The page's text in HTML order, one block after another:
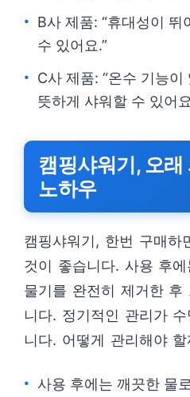
B사 제품: “휴대성이 뛰
수 있어요.”
C사 제품: “온수 기능
뜻하게 샤워할 수 있어
캠핑샤워기, 오래
노하우
캠핑샤워기, 한번 구매하
것이 좋습니다. 사용 후
물기를 완전히 제거한 후
니다. 정기적인 관리가
니다. 어떻게 관리해야 할
사용 후에는 깨끗한 물